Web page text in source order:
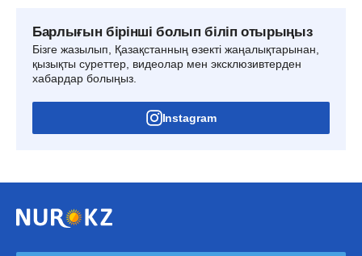
Барлығын бірінші болып біліп отырыңыз
Бізге жазылып, Қазақстанның өзекті жаңалықтарынан,
қызықты суреттер, видеолар мен эксклюзивтерден
хабардар болыңыз.
Instagram